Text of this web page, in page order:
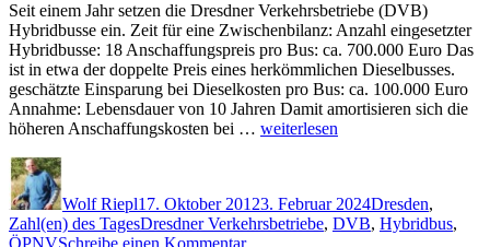
Seit einem Jahr setzen die Dresdner Verkehrsbetriebe (DVB)
Hybridbusse ein. Zeit für eine Zwischenbilanz: Anzahl eingesetzter
Hybridbusse: 18 Anschaffungspreis pro Bus: ca. 700.000 Euro Das
ist in etwa der doppelte Preis eines herkömmlichen Dieselbusses.
geschätzte Einsparung bei Dieselkosten pro Bus: ca. 100.000 Euro
Annahme: Lebensdauer von 10 Jahren Damit amortisieren sich die
höheren Anschaffungskosten bei … „Ein
unwirtschaftlich,
aber
weiterlesen
Wolf Riepl17. Oktober 20123. Februar 2024Dresden,
Zahl(en) des TagesSchlagwörter
Dresdner Verkehrsbetriebe, DVB, Hybridbus,
zu